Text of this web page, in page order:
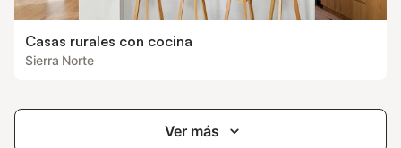
Casas rurales con cocina
Sierra Norte
Ver más